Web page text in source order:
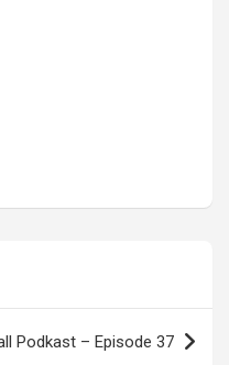
Podkast – Episode 37